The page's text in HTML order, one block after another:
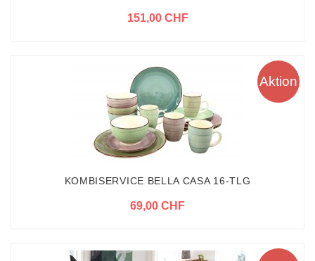
151,00 CHF
Aktion
KOMBISERVICE BELLA CASA 16-TLG
69,00 CHF